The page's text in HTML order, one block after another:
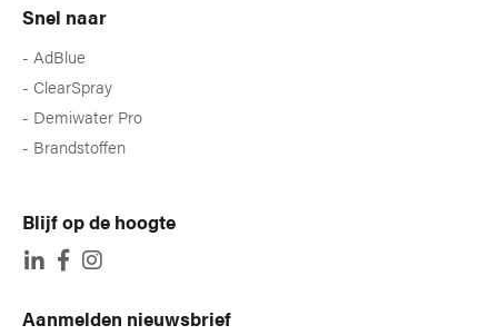
Snel naar
AdBlue
ClearSpray
Demiwater Pro
Brandstoffen
Blijf op de hoogte
Aanmelden nieuwsbrief